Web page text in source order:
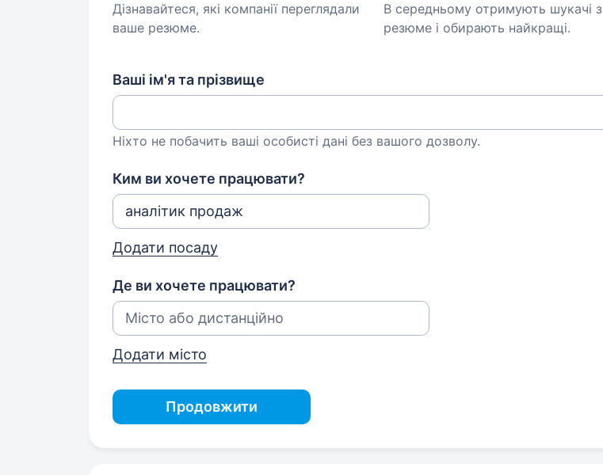
Дізнавайтеся, які компанії переглядали
ваше резюме.
В середньому отримують шукачі з
резюме і обирають найкращі.
Ваші ім'я та прізвище
Ніхто не побачить ваші особисті дані без вашого дозволу.
Ким ви хочете працювати?
Додати посаду
Де ви хочете працювати?
Додати місто
Продовжити